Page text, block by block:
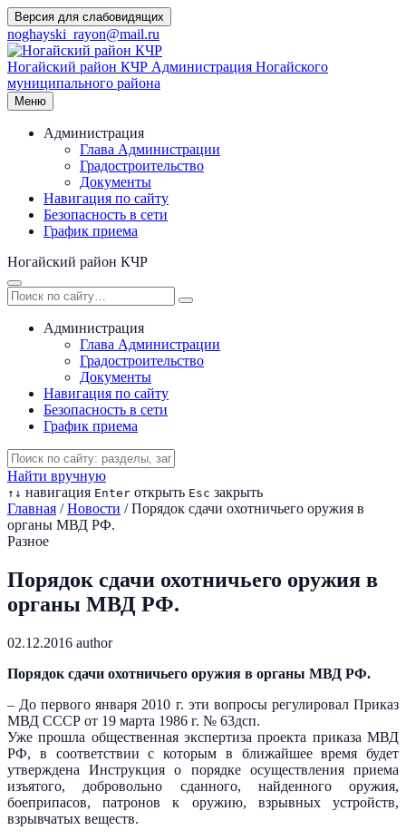
Перейти
к
содержимому
Версия для слабовидящих
noghayski_rayon@mail.ru
Ногайский район КЧР Администрация Ногайского
муниципального района
Меню
Администрация
Глава Администрации
Градостроительство
Документы
Навигация по сайту
Безопасность в сети
График приема
Ногайский район КЧР
Администрация
Глава Администрации
Градостроительство
Документы
Навигация по сайту
Безопасность в сети
График приема
Найти вручную
↑ ↓ навигация Enter открыть Esc закрыть
Главная / Новости / Порядок сдачи охотничьего оружия в
органы МВД РФ.
Разное
Порядок сдачи охотничьего оружия в
органы МВД РФ.
02.12.2016 author
Порядок сдачи охотничьего оружия в органы МВД РФ.
– До первого января 2010 г. эти вопросы регулировал Приказ
МВД СССР от 19 марта 1986 г. № 63дсп.
Уже прошла общественная экспертиза проекта приказа МВД
РФ, в соответствии с которым в ближайшее время будет
утверждена Инструкция о порядке осуществления приема
изъятого, добровольно сданного, найденного оружия,
боеприпасов, патронов к оружию, взрывных устройств,
взрывчатых веществ.